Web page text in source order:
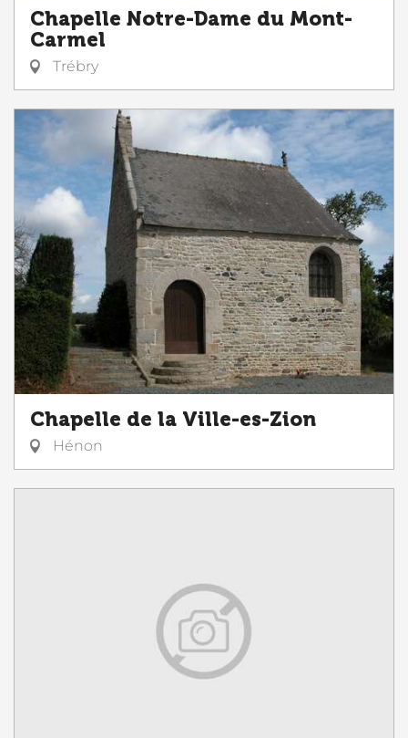
Chapelle Notre-Dame du Mont-
Carmel
Trébry
Chapelle de la Ville-es-Zion
Hénon